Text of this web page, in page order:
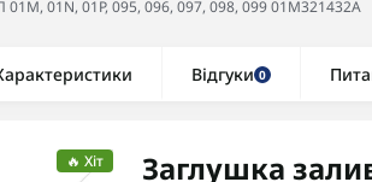
01N, 01P, 095, 096, 097, 098, 099 01M321432A
Відгуки 0
🔥 Хіт
Заглушка